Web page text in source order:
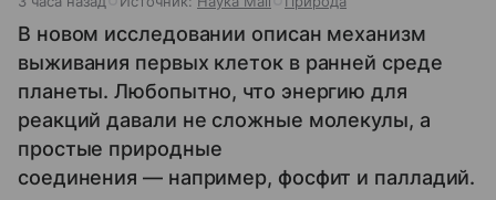
В новом исследовании описан механизм
выживания первых клеток в ранней среде
планеты. Любопытно, что энергию для
реакций давали не сложные молекулы, а
простые природные
соединения — например, фосфит и палладий.